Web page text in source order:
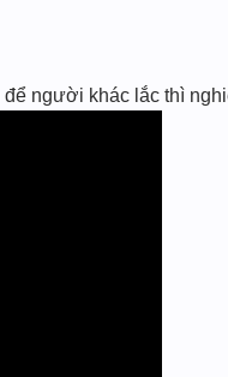
người khác lắc thì